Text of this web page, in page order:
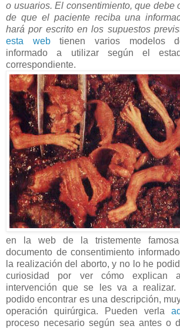
o usuarios. El consentimiento, que debe
de que el paciente reciba una
hará por escrito en los supuestos
esta webtienen varios modelos
informado a utilizar según el
correspondiente.
en la web de la tristemente
documento de consentimiento
la realización del aborto, y no lo he
curiosidad por ver cómo explican
intervención que se les va a
podido encontrar es una descripción,
operación quirúrgica. Pueden verla
proceso necesario según sea antes o